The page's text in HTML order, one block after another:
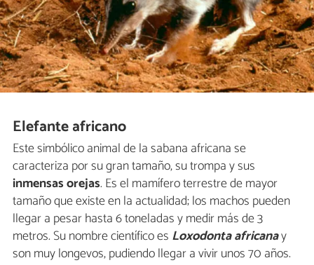
Elefante africano
Este simbólico animal de la sabana africana se
caracteriza por su gran tamaño, su trompa y sus
inmensas orejas. Es el mamífero terrestre de mayor
tamaño que existe en la actualidad; los machos pueden
llegar a pesar hasta 6 toneladas y medir más de 3
metros. Su nombre científico es Loxodonta africanay
son muy longevos, pudiendo llegar a vivir unos 70 años.